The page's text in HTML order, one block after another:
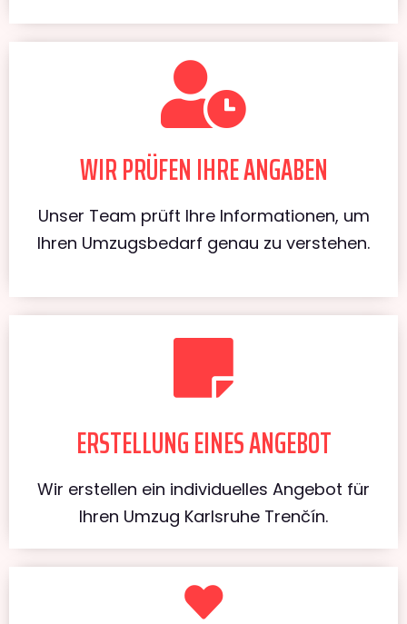
WIR PRÜFEN IHRE ANGABEN
Unser Team prüft Ihre Informationen, um
Ihren Umzugsbedarf genau zu verstehen.
ERSTELLUNG EINES ANGEBOT
Wir erstellen ein individuelles Angebot für
Ihren Umzug Karlsruhe Trenčín.